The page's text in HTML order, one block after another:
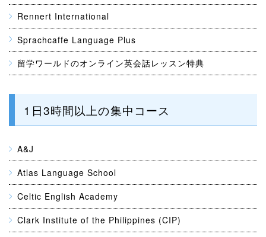
Rennert International
Sprachcaffe Language Plus
留学ワールドのオンライン英会話レッスン特典
1日3時間以上の集中コース
A&J
Atlas Language School
Celtic English Academy
Clark Institute of the Philippines (CIP)